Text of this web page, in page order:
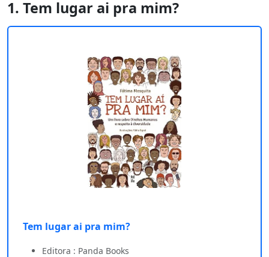
1. Tem lugar ai pra mim?
Tem lugar ai pra mim?
Editora : Panda Books